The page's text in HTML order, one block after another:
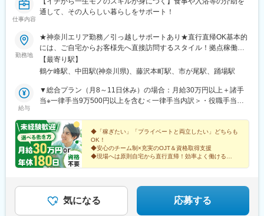
仕事内容
通して、その人らしい暮らしをサポート！
勤務地
★神奈川エリア勤務／引っ越しサポートあり★直行直帰OK基本的
には、ご自宅からお客様先へ直接訪問するスタイル！拠点稼働の
場合は、下記での勤務が中心です。【鶴ヶ峰本店】横浜市旭区今
川町2-14 キャッスルマンション鶴ヶ峰A棟101【中田支店】横浜
4丁目1-21 本町ドミール107【市ケ尾支店】横浜市青葉区市ヶ尾町
1168-1 カーサー・ウチノ205号室
【最寄り駅】
鶴ケ峰駅、中田駅(神奈川県)、藤沢本町駅、市が尾駅、踊場駅
給与
▼総合プラン（月8～11日休み）の場合：月給30万円以上＋諸手
当※一律手当9万500円以上を含む＜一律手当内訳＞・役職手当
～5000円）・通信手当（3000円）・住宅手当（2万円/規定有）・
健康増進手当（1万3000円）・技能手当（3000円～1万円）※試用
期間後より支給・処遇改善手当（4万5000円）※試用期間後より支
給＜試用期間時＞月給23万7500円以上※一律手当4万2500円以上
含む▼年休180日プラン（月14～15日休み）の場合：月給24万
内訳＞・役職手当（500円～7000円）・食事手当（5000円）・資
格手当（1000円～5000円）・通信手当（3000円）・住宅手当（2
万円/規定有）・技能手当（3000円～1万円）※試用期間後より支
◆「稼ぎたい」「プライベートと両立したい」どちらも
OK！
◆安心のチーム制×充実のOJT＆資格取得支援
◆現場へは原則自宅から直行直帰！効率よく働ける
気になる 応募する